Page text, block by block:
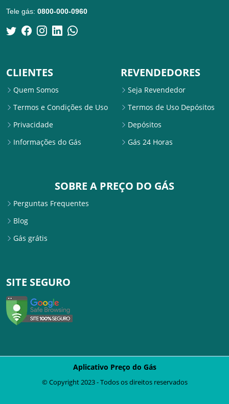
Tele gás: 0800-000-0960
CLIENTES
Quem Somos
Termos e Condições de Uso
Privacidade
Informações do Gás
REVENDEDORES
Seja Revendedor
Termos de Uso Depósitos
Depósitos
Gás 24 Horas
SOBRE A PREÇO DO GÁS
Perguntas Frequentes
Blog
Gás grátis
SITE SEGURO
Aplicativo Preço do Gás
© Copyright 2023 - Todos os direitos reservados